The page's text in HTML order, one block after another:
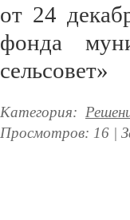
от 24
фонда
сельсовет»
Категория:
Просмотров: 16 |